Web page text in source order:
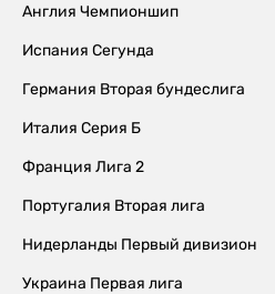
Англия Чемпионшип
Испания Сегунда
Германия Вторая бундеслига
Италия Серия Б
Франция Лига 2
Португалия Вторая лига
Нидерланды Первый дивизион
Украина Первая лига